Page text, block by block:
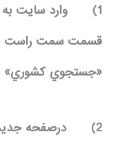
1) وارد سايت
قسمت سمت راست
«جستجوي كشوري»
2) درصفحه